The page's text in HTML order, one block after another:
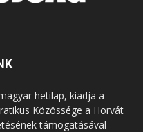
hetilap, kiadja a
Közössége a Horvát
támogatásával